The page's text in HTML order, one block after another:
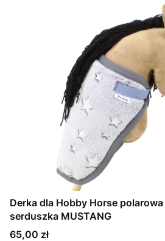
Derka dla Hobby Horse
serduszka MUSTANG
Cena
65,00 zł